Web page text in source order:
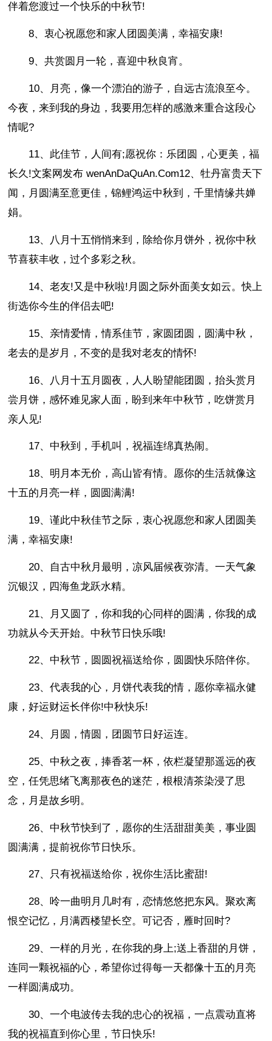
伴着您渡过一个快乐的中秋节!
8、衷心祝愿您和家人团圆美满，幸福安康!
9、共赏圆月一轮，喜迎中秋良宵。
10、月亮，像一个漂泊的游子，自远古流浪至今。
今夜，来到我的身边，我要用怎样的感激来重合这段心
情呢?
11、此佳节，人间有;愿祝你：乐团圆，心更美，福
长久!文案网发布 wenAnDaQuAn.Com12、牡丹富贵天下
闻，月圆满至意更佳，锦鲤鸿运中秋到，千里情缘共婵
娟。
13、八月十五悄悄来到，除给你月饼外，祝你中秋
节喜获丰收，过个多彩之秋。
14、老友!又是中秋啦!月圆之际外面美女如云。快上
街选你今生的伴侣去吧!
15、亲情爱情，情系佳节，家圆团圆，圆满中秋，
老去的是岁月，不变的是我对老友的情怀!
16、八月十五月圆夜，人人盼望能团圆，抬头赏月
尝月饼，感怀难见家人面，盼到来年中秋节，吃饼赏月
亲人见!
17、中秋到，手机叫，祝福连绵真热闹。
18、明月本无价，高山皆有情。愿你的生活就像这
十五的月亮一样，圆圆满满!
19、谨此中秋佳节之际，衷心祝愿您和家人团圆美
满，幸福安康!
20、自古中秋月最明，凉风届候夜弥清。一天气象
沉银汉，四海鱼龙跃水精。
21、月又圆了，你和我的心同样的圆满，你我的成
功就从今天开始。中秋节日快乐哦!
22、中秋节，圆圆祝福送给你，圆圆快乐陪伴你。
23、代表我的心，月饼代表我的情，愿你幸福永健
康，好运财运长伴你!中秋快乐!
24、月圆，情圆，团圆节日好运连。
25、中秋之夜，捧香茗一杯，依栏凝望那遥远的夜
空，任凭思绪飞离那夜色的迷茫，根根清茶染浸了思
念，月是故乡明。
26、中秋节快到了，愿你的生活甜甜美美，事业圆
圆满满，提前祝你节日快乐。
27、只有祝福送给你，祝你生活比蜜甜!
28、呤一曲明月几时有，恋情悠悠把东风。聚欢离
恨空记忆，月满西楼望长空。可记否，雁时回时?
29、一样的月光，在你我的身上;送上香甜的月饼，
连同一颗祝福的心，希望你过得每一天都像十五的月亮
一样圆满成功。
30、一个电波传去我的忠心的祝福，一点震动直将
我的祝福直到你心里，节日快乐!